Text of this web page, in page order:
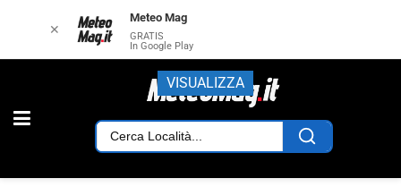
✕
Meteo Mag
GRATIS
In Google Play
VISUALIZZA